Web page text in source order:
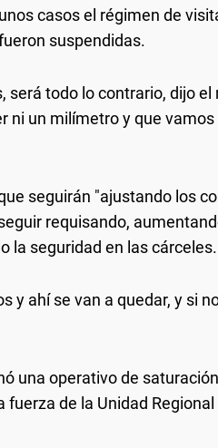
casos el régimen de
suspendidas.
será todo lo contrario, dijo
ni un milímetro y que vamos
seguirán "ajustando los
requisando,
seguridad en las cárceles.
y ahí se van a quedar, y si
una operativo de
de la Unidad